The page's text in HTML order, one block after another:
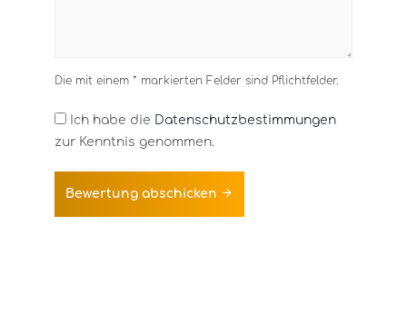
Die mit einem * markierten Felder sind Pflichtfelder.
Ich habe die Datenschutzbestimmungen
zur Kenntnis genommen.
Bewertung abschicken